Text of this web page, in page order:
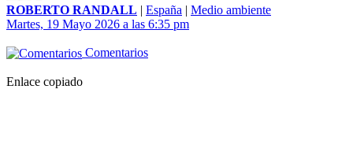
ROBERTO RANDALL | España | Medio ambiente
Martes, 19 Mayo 2026 a las 6:35 pm
Comentarios
Enlace copiado